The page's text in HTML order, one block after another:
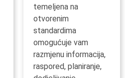
temeljena na
otvorenim
standardima
omogućuje vam
razmjenu informacija,
raspored, planiranje,